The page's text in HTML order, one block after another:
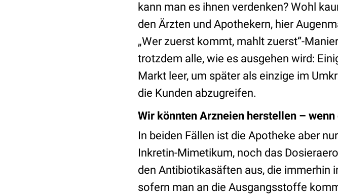
kann man es ihnen verdenken? Wohl
den Ärzten und Apothekern, hier
„Wer zuerst kommt, mahlt zuerst“-
trotzdem alle, wie es ausgehen wird:
Markt leer, um später als einzige im
die Kunden abzugreifen.
Wir könnten Arzneien herstellen –
In beiden Fällen ist die Apotheke aber
Inkretin-Mimetikum, noch das
den Antibiotikasäften aus, die immerhin
sofern man an die Ausgangsstoffe